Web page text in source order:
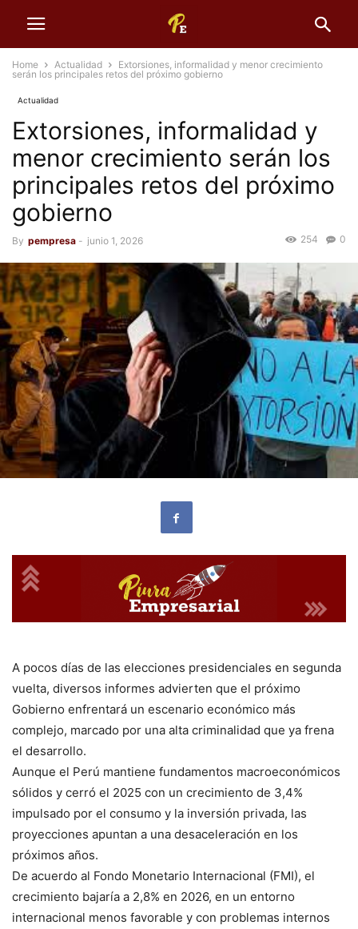
Home Actualidad
Extorsiones, informalidad y menor crecimiento
serán los principales retos del próximo gobierno
Actualidad
Extorsiones, informalidad y
menor crecimiento serán los
principales retos del próximo
gobierno
By pempresa - junio 1, 2026 0
254
A pocos días de las elecciones presidenciales en segunda
vuelta, diversos informes advierten que el próximo
Gobierno enfrentará un escenario económico más
complejo, marcado por una alta criminalidad que ya frena
el desarrollo.
Aunque el Perú mantiene fundamentos macroeconómicos
sólidos y cerró el 2025 con un crecimiento de 3,4%
impulsado por el consumo y la inversión privada, las
proyecciones apuntan a una desaceleración en los
próximos años.
De acuerdo al Fondo Monetario Internacional (FMI), el
crecimiento bajaría a 2,8% en 2026, en un entorno
internacional menos favorable y con problemas internos